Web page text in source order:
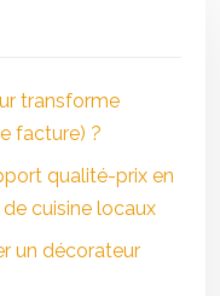
transforme
facture) ?
qualité-prix en
cuisine locaux
un décorateur